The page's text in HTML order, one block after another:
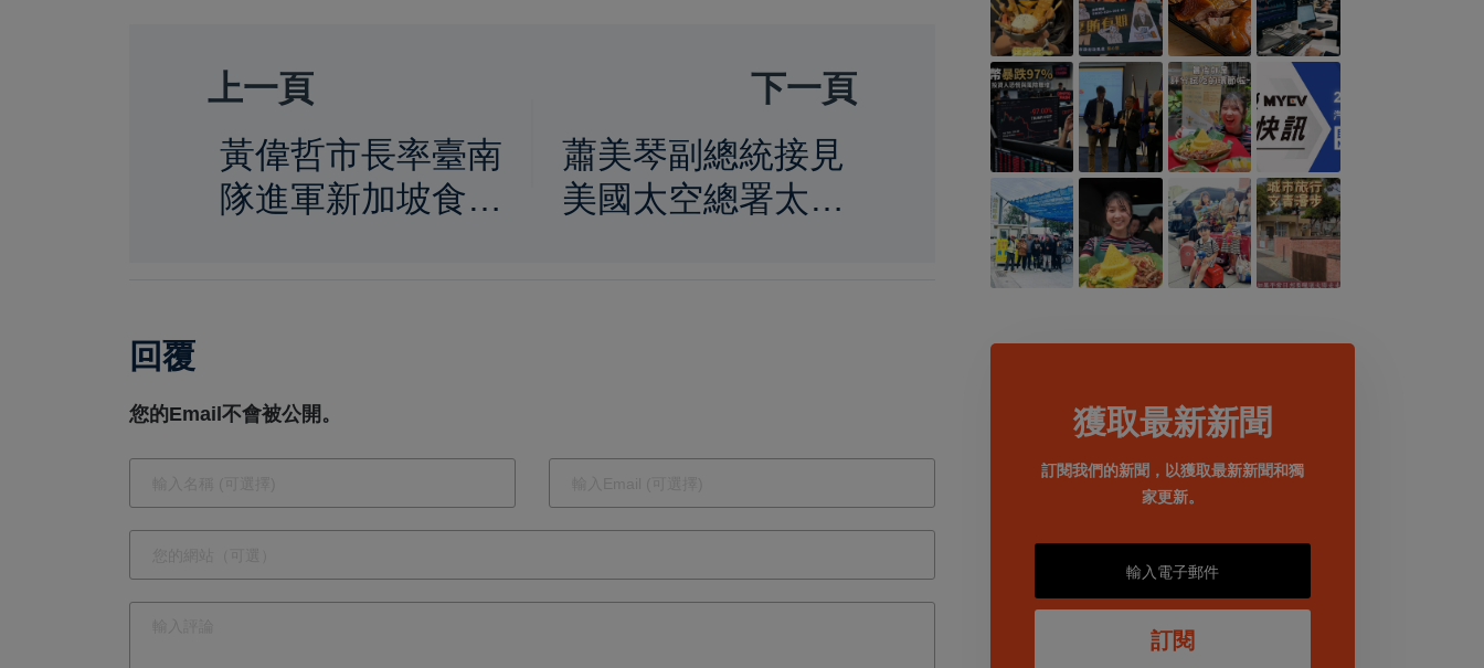
上一頁
黃偉哲市長率臺南
隊進軍新加坡食品
下一頁
蕭美琴副總統接見
美國太空總署太空
回覆
您的Email不會被公開。 獲取最新新聞
訂閱我們的新聞，以獲取最新新聞和獨
家更新。
訂閱